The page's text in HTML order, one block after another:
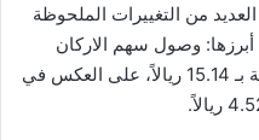
من التغييرات الملحوظة
وصول سهم الاركان
تداول في عام 2017م إلى أعلى قيمة بـ 15.14 ريالاً، على العكس في